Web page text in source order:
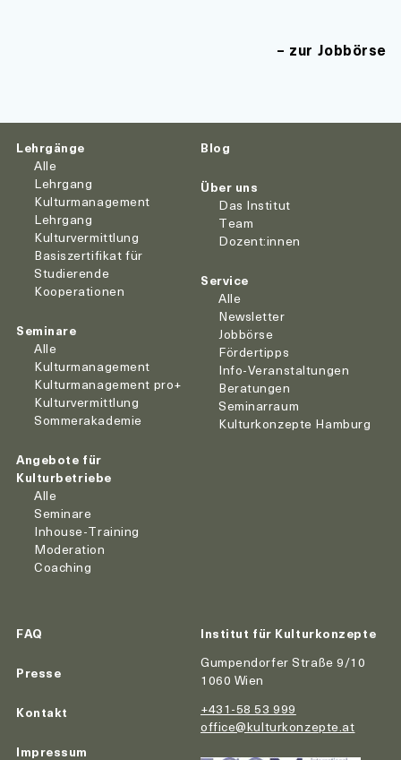
zur Jobbörse
Lehrgänge
Alle
Lehrgang
Kulturmanagement
Lehrgang
Kulturvermittlung
Basiszertifikat für
Studierende
Kooperationen
Seminare
Alle
Kulturmanagement
Kulturmanagement pro+
Kulturvermittlung
Sommerakademie
Angebote für
Kulturbetriebe
Alle
Seminare
Inhouse-Training
Moderation
Coaching
Blog
Über uns
Das Institut
Team
Dozent:innen
Service
Alle
Newsletter
Jobbörse
Fördertipps
Info-Veranstaltungen
Beratungen
Seminarraum
Kulturkonzepte Hamburg
FAQ
Presse
Kontakt
Impressum
Institut für Kulturkonzepte
Gumpendorfer Straße 9/10
1060 Wien
+431-58 53 999
office@kulturkonzepte.at